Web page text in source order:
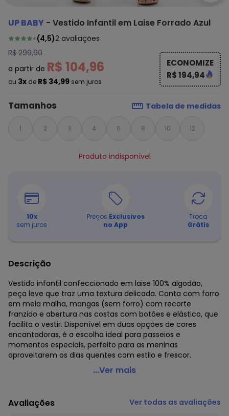
UP BABY - Vestido Infantil em Laise Forrado Azul
(4,5)2 avaliações
R$ 299,90
a partir de R$ 104,96
ou 3x de R$ 34,99 sem juros
ECONOMIZE
R$ 194,94
Tamanhos Tabela de medidas
1 2 3 4 6 8 10 12
Produto indisponível
10x
sem juros
Preços Exclusivos
no App
Troca
Grátis
Descrição
Vestido infantil confeccionado em laise 100% algodão,
peça leve que traz uma textura delicada. Conta com forro
em meia malha, mangas (sem forro) com recorte
franzido e abertura nas costas com botões e elástico, que
facilita o vestir. Disponível em duas opções de cores
encantadoras, é a escolha ideal para passeios e
momentos especiais, perfeito para as meninas
aproveitarem os dias quentes com estilo e frescor.
Up Baby - Vestido Infantil em Laise Forrado Azul
Modelagem: Ampla
Comprimento da Manga: Curta
...Ver mais
Avaliações Ver todas as avaliações